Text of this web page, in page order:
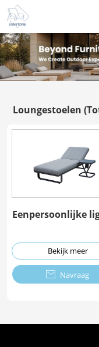
Loungestoelen
Eenpersoonlijke
Bekijk meer
 Navraag